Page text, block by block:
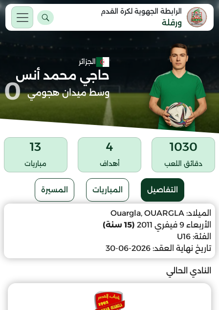
الرابطة الجهوية لكرة القدم
ورقلة
الجزائر
حاجي محمد أنس
وسط ميدان هجومي 0
1030
دقائق اللعب
4
أهداف
13
مباريات
التفاصيل المباريات المسيرة
الميلاد: Ouargla, OUARGLA
الأربعاء 9 فيفري 2011
(15 سنة)
الفئة: U16
تاريخ نهاية العقد: 2026-06-30
النادي الحالي